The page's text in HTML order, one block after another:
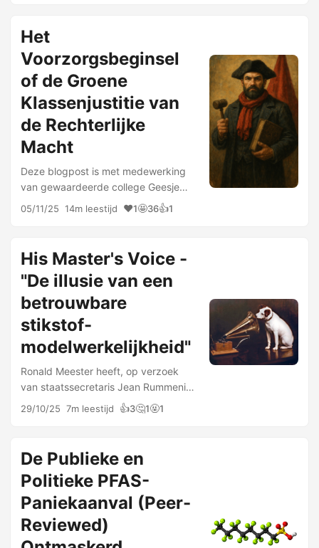
Het
Voorzorgsbeginsel
of de Groene
Klassenjustitie van
de Rechterlijke
Macht
Deze blogpost is met medewerking
van gewaardeerde college Geesje
Rotgers geschreven. Zij heeft
namelijk advocatenkantoor Pels
bevraagd over pesticiden en
voorzorg. …
05/11/25 14m leestijd ❤️1🤩36👍1
His Master's Voice -
"De illusie van een
betrouwbare
stikstof-
modelwerkelijkheid"
Ronald Meester heeft, op verzoek
van staatssecretaris Jean Rummenie
(BBB), zich gebogen over het
Nederlandse stikstofdiscours.
bevindingen naar buiten gebracht:
De illusie …
29/10/25 7m leestijd 👍3🤔1🤬1
De Publieke en
Politieke PFAS-
Paniekaanval (Peer-
Reviewed)